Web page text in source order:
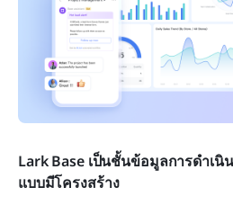
Lark Base เป็นชั้นข้อมูลการดำเนิ
แบบมีโครงสร้าง